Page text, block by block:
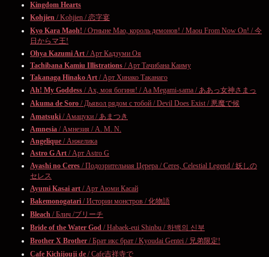
Kingdom Hearts
Kohjien / Kohjien / 恋字宴
Kyo Kara Maoh! / Отныне Мао, король демонов! / Maou From Now On! / 今
日からマ王!
Ohya Kazumi Art / Арт Кадзуми Оя
Tachibana Kamiu Illistrations / Арт Тачибана Каиму
Takanaga Hinako Art / Арт Хинако Таканаго
Ah! My Goddess / Ах, моя богиня! / Aa Megami-sama / ああっ女神さまっ
Akuma de Soro / Дьявол рядом с тобой / Devil Does Exist / 悪魔で候
Amatsuki / Амацуки / あまつき
Amnesia / Амнезия / A. M. N.
Angelique / Анжелика
Astro G Art / Арт Astro G
Ayashi no Ceres / Подозрительная Церера / Ceres, Celestial Legend / 妖しの
セレス
Ayumi Kasai art / Арт Аюми Касай
Bakemonogatari / Истории монстров / 化物語
Bleach / Блич /ブリーチ
Bride of the Water God / Habaek-eui Shinbu / 하백의 신부
Brother X Brother / Брат икс брат / Kyoudai Gentei / 兄弟限定!
Cafe Kichijouji de / Cafe吉祥寺で